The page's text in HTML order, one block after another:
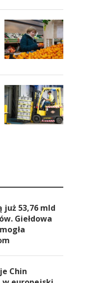
już 53,76 mld
Giełdowa
Chin